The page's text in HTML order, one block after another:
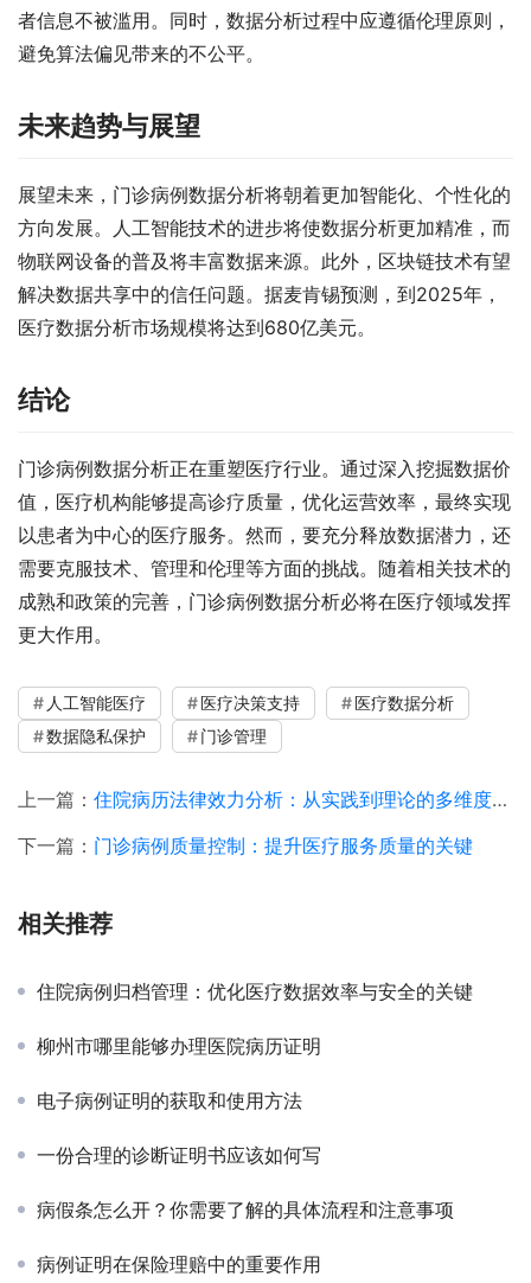
者信息不被滥用。同时，数据分析过程中应遵循伦理原则，
避免算法偏见带来的不公平。
未来趋势与展望
展望未来，门诊病例数据分析将朝着更加智能化、个性化的
方向发展。人工智能技术的进步将使数据分析更加精准，而
物联网设备的普及将丰富数据来源。此外，区块链技术有望
解决数据共享中的信任问题。据麦肯锡预测，到2025年，
医疗数据分析市场规模将达到680亿美元。
结论
门诊病例数据分析正在重塑医疗行业。通过深入挖掘数据价
值，医疗机构能够提高诊疗质量，优化运营效率，最终实现
以患者为中心的医疗服务。然而，要充分释放数据潜力，还
需要克服技术、管理和伦理等方面的挑战。随着相关技术的
成熟和政策的完善，门诊病例数据分析必将在医疗领域发挥
更大作用。
人工智能医疗 医疗决策支持
医疗数据分析
数据隐私保护
门诊管理
上一篇： 住院病历法律效力分析：从实践到理论的多维度探讨
下一篇： 门诊病例质量控制：提升医疗服务质量的关键
相关推荐
住院病例归档管理：优化医疗数据效率与安全的关键
柳州市哪里能够办理医院病历证明
电子病例证明的获取和使用方法
一份合理的诊断证明书应该如何写
病假条怎么开？你需要了解的具体流程和注意事项
病例证明在保险理赔中的重要作用